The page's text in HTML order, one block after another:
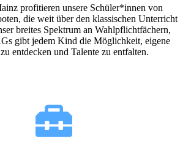
profitieren unsere Schüler*innen von
die weit über den klassischen Unterricht
breites Spektrum an Wahlpflichtfächern,
gibt jedem Kind die Möglichkeit, eigene
entdecken und Talente zu entfalten.